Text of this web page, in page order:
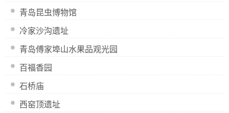
青岛昆虫博物馆
冷家沙沟遗址
青岛傅家埠山水果品观光园
百福香园
石桥庙
西窑顶遗址